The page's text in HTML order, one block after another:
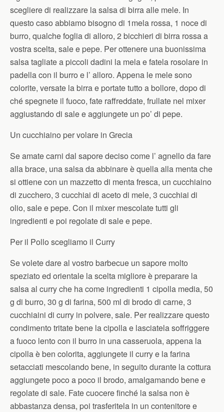
scegliere di realizzare la salsa di birra alle mele. In
questo caso abbiamo bisogno di 1mela rossa, 1 noce di
burro, qualche foglia di alloro, 2 bicchieri di birra rossa a
vostra scelta, sale e pepe. Per ottenere una buonissima
salsa tagliate a piccoli dadini la mela e fatela rosolare in
padella con il burro e l’ alloro. Appena le mele sono
colorite, versate la birra e portate tutto a bollore, dopo di
ché spegnete il fuoco, fate raffreddate, frullate nel mixer
aggiustando di sale e aggiungete un po’ di pepe.
Un cucchiaino per volare in Grecia
Se amate carni dal sapore deciso come l’ agnello da fare
alla brace, una salsa da abbinare è quella alla menta che
si ottiene con un mazzetto di menta fresca, un cucchiaino
di zucchero, 3 cucchiai di aceto di mele, 3 cucchiai di
olio, sale e pepe. Con il mixer mescolate tutti gli
ingredienti e poi regolate di sale e pepe.
Per il Pollo scegliamo il Curry
Se volete dare al vostro barbecue un sapore molto
speziato ed orientale la scelta migliore è preparare la
salsa al curry che ha come ingredienti 1 cipolla media, 50
g di burro, 30 g di farina, 500 ml di brodo di carne, 3
cucchiaini di curry in polvere, sale. Per realizzare questo
condimento tritate bene la cipolla e lasciatela soffriggere
a fuoco lento con il burro in una casseruola, appena la
cipolla è ben colorita, aggiungete il curry e la farina
setacciati mescolando bene, in seguito durante la cottura
aggiungete poco a poco il brodo, amalgamando bene e
regolate di sale. Fate cuocere finché la salsa non è
abbastanza densa, poi trasferitela in un contenitore e